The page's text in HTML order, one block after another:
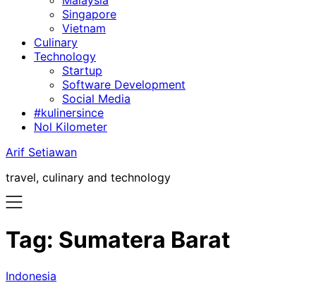
Singapore
Vietnam
Culinary
Technology
Startup
Software Development
Social Media
#kulinersince
Nol Kilometer
Arif Setiawan
travel, culinary and technology
Tag: Sumatera Barat
Indonesia